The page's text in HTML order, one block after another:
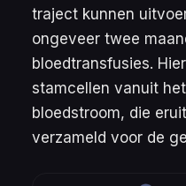
traject kunnen
ongeveer twee
bloedtransfusies.
stamcellen vanuit
bloedstroom, die
verzameld voor de